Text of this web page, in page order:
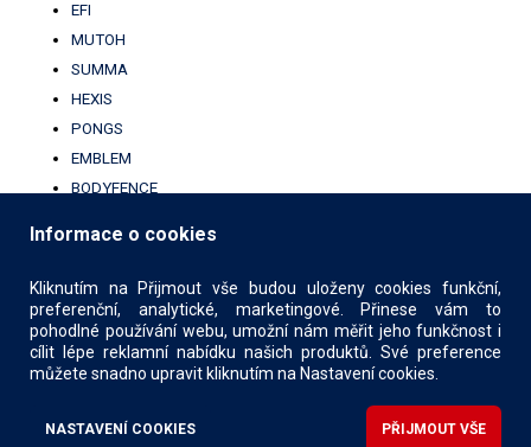
EFI
MUTOH
SUMMA
HEXIS
PONGS
EMBLEM
BODYFENCE
KALA
© 2026 COMIMPEX PRINT s.r.o.
CMS engine Štefl software
Informace o cookies
Kliknutím na Přijmout vše budou uloženy cookies funkční,
preferenční, analytické, marketingové. Přinese vám to
pohodlné používání webu, umožní nám měřit jeho funkčnost i
cílit lépe reklamní nabídku našich produktů. Své preference
můžete snadno upravit kliknutím na Nastavení cookies.
NASTAVENÍ COOKIES PŘIJMOUT VŠE